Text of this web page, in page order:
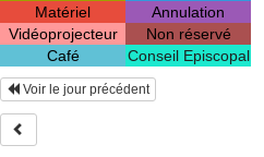
Matériel
Annulation
Vidéoprojecteur
Non réservé
Café
Conseil Episcopal
Voir le jour précédent